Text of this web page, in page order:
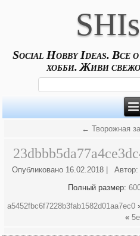
Social Hobby Ideas. Все
хобби. Живи
← Творожная
Опубликовано 16.02.2018 Автор:
Полный размер:
a5452fbc6f7228b3fab1582d01aa7ec0
«